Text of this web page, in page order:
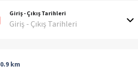
Giriş - Çıkış Tarihleri
Giriş - Çıkış Tarihleri
0.9 km